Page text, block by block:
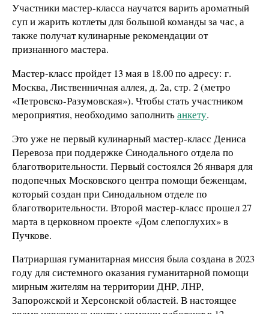
Участники мастер-класса научатся варить ароматный
суп и жарить котлеты для большой команды за час, а
также получат кулинарные рекомендации от
признанного мастера.
Мастер-класс пройдет 13 мая в 18.00 по адресу: г.
Москва, Лиственничная аллея, д. 2а, стр. 2 (метро
«Петровско-Разумовская»). Чтобы стать участником
мероприятия, необходимо заполнитьанкету.
Это уже не первый кулинарный мастер-класс Дениса
Перевоза при поддержке Синодального отдела по
благотворительности. Первый состоялся 26 января для
подопечных Московского центра помощи беженцам,
который создан при Синодальном отделе по
благотворительности. Второй мастер-класс прошел 27
марта в церковном проекте «Дом слепоглухих» в
Пучкове.
Патриаршая гуманитарная миссия была создана в 2023
году для системного оказания гуманитарной помощи
мирным жителям на территории ДНР, ЛНР,
Запорожской и Херсонской областей. В настоящее